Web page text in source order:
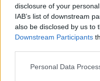
disclosure of your
IAB’s list of downstream
also be disclosed by us to
Downstream Participants
Personal Data
NEWSROOM/23 Μαρ 2020